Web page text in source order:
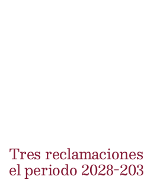
Tres
el periodo 2028-